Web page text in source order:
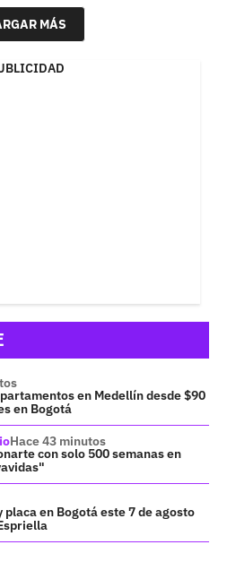
MÁS
en Medellín desde $90
en Bogotá
Hace 43 minutos
con solo 500 semanas en
en Bogotá este 7 de agosto